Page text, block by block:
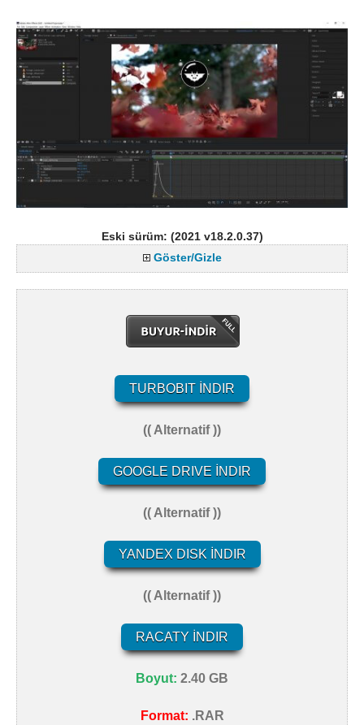
Eski sürüm: (2021 v18.2.0.37)
Göster/Gizle
TURBOBIT İNDIR
(( Alternatif ))
GOOGLE DRIVE İNDIR
(( Alternatif ))
YANDEX DISK İNDIR
(( Alternatif ))
RACATY İNDIR
Boyut: 2.40 GB
Format: .RAR